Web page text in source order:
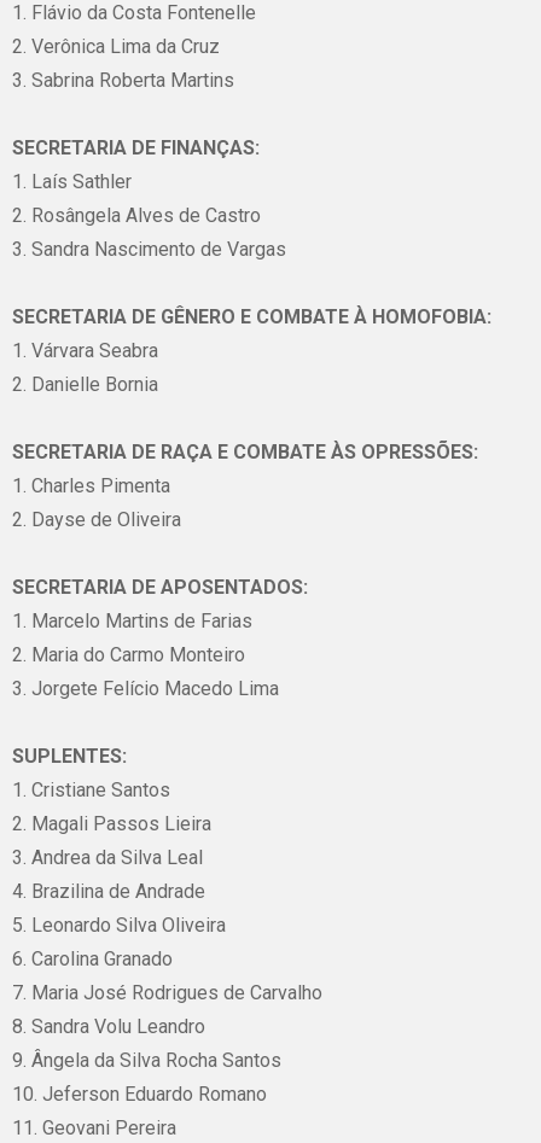
1. Flávio da Costa Fontenelle
2. Verônica Lima da Cruz
3. Sabrina Roberta Martins
SECRETARIA DE FINANÇAS:
1. Laís Sathler
2. Rosângela Alves de Castro
3. Sandra Nascimento de Vargas
SECRETARIA DE GÊNERO E COMBATE À HOMOFOBIA:
1. Várvara Seabra
2. Danielle Bornia
SECRETARIA DE RAÇA E COMBATE ÀS OPRESSÕES:
1. Charles Pimenta
2. Dayse de Oliveira
SECRETARIA DE APOSENTADOS:
1. Marcelo Martins de Farias
2. Maria do Carmo Monteiro
3. Jorgete Felício Macedo Lima
SUPLENTES:
1. Cristiane Santos
2. Magali Passos Lieira
3. Andrea da Silva Leal
4. Brazilina de Andrade
5. Leonardo Silva Oliveira
6. Carolina Granado
7. Maria José Rodrigues de Carvalho
8. Sandra Volu Leandro
9. Ângela da Silva Rocha Santos
10. Jeferson Eduardo Romano
11. Geovani Pereira